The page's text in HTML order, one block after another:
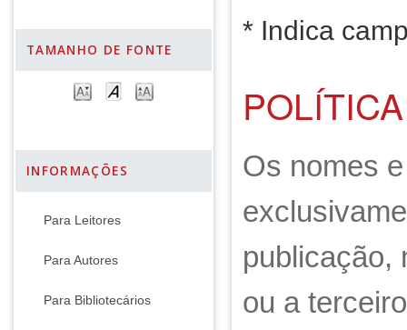
TAMANHO DE FONTE
INFORMAÇÕES
Para Leitores
Para Autores
Para Bibliotecários
* Indica
Os nomes
publicação,
ou a